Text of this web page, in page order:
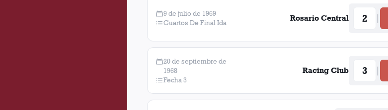
9 de julio de 1969
Cuartos De Final Ida
Rosario Central 2
20 de septiembre de
1968
Fecha 3
Racing Club 3